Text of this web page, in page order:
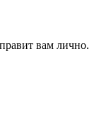
вам лично.